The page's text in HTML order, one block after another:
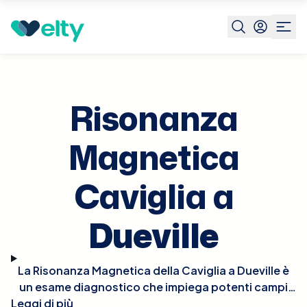
Prenota visita Risonanza Magnetica Caviglia Dueville
Risonanza
Magnetica
Caviglia a
Dueville
La Risonanza Magnetica della Caviglia a Dueville è
un esame diagnostico che impiega potenti campi
magnetici per generare immagini dettagliate delle
Leggi di più